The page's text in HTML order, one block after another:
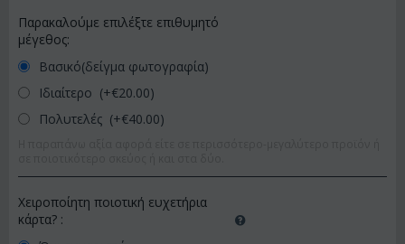
Παρακαλούμε επιλέξτε επιθυμητό
μέγεθος:
Βασικό(δείγμα φωτογραφία)
Ιδιαίτερο (+€20.00)
Πολυτελές (+€40.00)
Χειροποίητη ποιοτική ευχετήρια
κάρτα? :